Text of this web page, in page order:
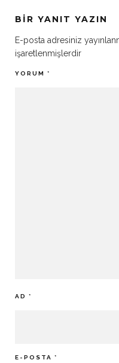
BIR YANIT YAZIN
E-posta adresiniz
işaretlenmişlerdir
YORUM *
AD *
E-POSTA *